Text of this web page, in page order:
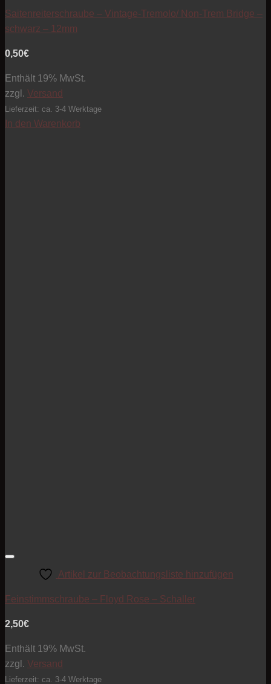
Saitenreiterschraube – Vintage-Tremolo/ Non-Trem Bridge –
schwarz – 12mm
0,50€
Enthält 19% MwSt.
zzgl. Versand
Lieferzeit: ca. 3-4 Werktage
In den Warenkorb
Artikel zur Beobachtungsliste hinzufügen
Feinstimmschraube – Floyd Rose – Schaller
2,50€
Enthält 19% MwSt.
zzgl. Versand
Lieferzeit: ca. 3-4 Werktage